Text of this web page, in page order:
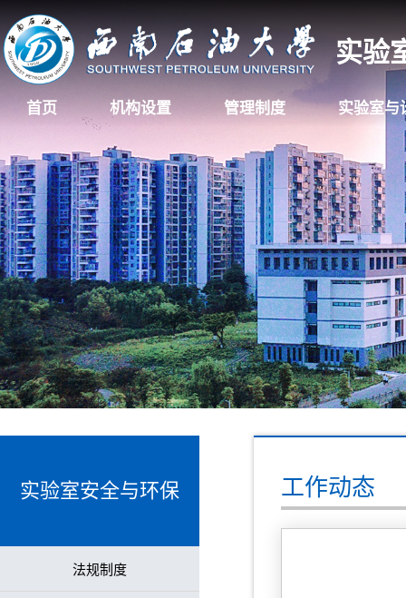
实验
首页 机构设置 管理制度 实验室与
实验室安全与环保
法规制度
工作动态